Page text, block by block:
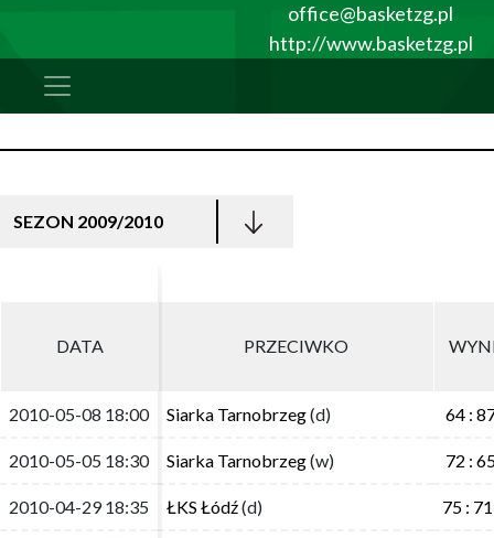
office@basketzg.pl
http://www.basketzg.pl
SEZON 2009/2010
DATA PRZECIWKO
2010-05-08 18:00 Siarka Tarnobrzeg(d) 64 :
2010-05-05 18:30 Siarka Tarnobrzeg(w) 72 :
2010-04-29 18:35 ŁKS Łódź(d) 75 : 71
DATA PRZECIWKO
2010-05-08 18:00 Siarka Tarnobrzeg(d) 64 :
2010-05-05 18:30 Siarka Tarnobrzeg(w) 72 :
2010-04-29 18:35 ŁKS Łódź(d) 75 : 71